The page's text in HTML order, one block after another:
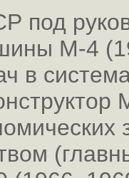
М-4
в